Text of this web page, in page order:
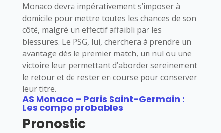
Monaco devra impérativement s’imposer à
domicile pour mettre toutes les chances de son
côté, malgré un effectif affaibli par les
blessures. Le PSG, lui, cherchera à prendre un
avantage dès le premier match, un nul ou une
victoire leur permettant d’aborder sereinement
le retour et de rester en course pour conserver
leur titre.
AS Monaco – Paris Saint-Germain :
Les compo probables
Pronostic